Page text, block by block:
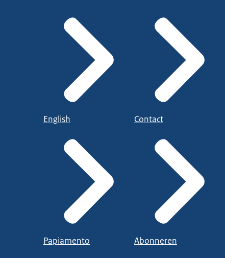
English
Papiamento
Contact
Abonneren